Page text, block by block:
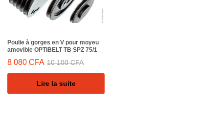
Poulie à gorges en V pour moyeu
amovible OPTIBELT TB SPZ 75/1
8 080 CFA 10 100CFA
Lire la suite